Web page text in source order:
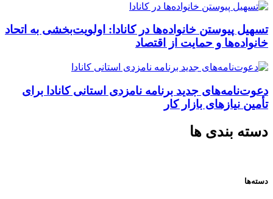
تسهیل پیوستن خانواده‌ها در کانادا: اولویت‌بخشی به اتحاد
خانواده‌ها و حمایت از اقتصاد
دعوت‌نامه‌های جدید برنامه نامزدی استانی کانادا برای
تأمین نیازهای بازار کار
دسته بندی ها
دسته‌ها